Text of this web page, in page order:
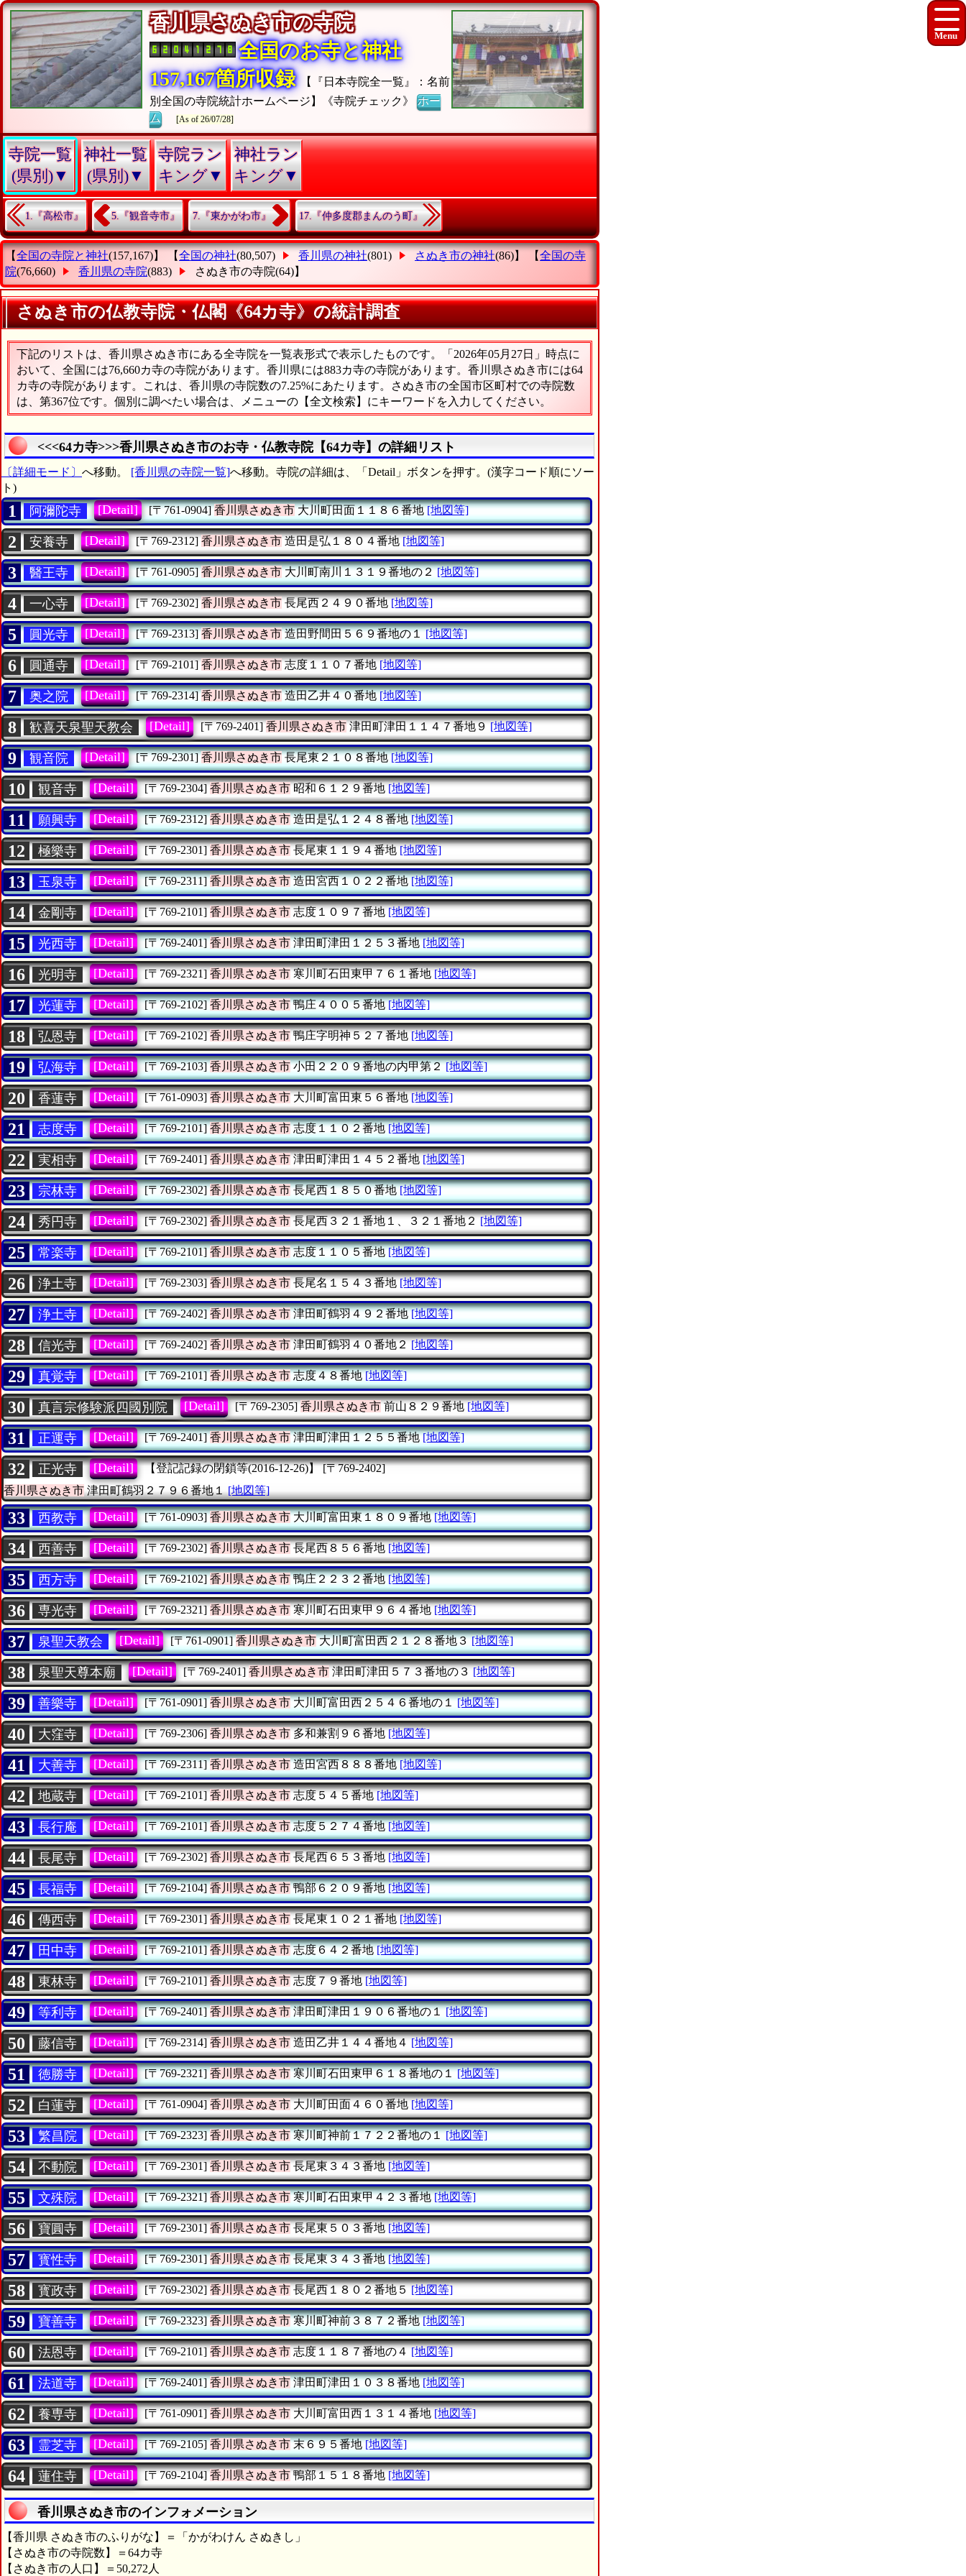
香川県さぬき市の寺院
全国のお寺と神社
157,167箇所収録
【『日本寺院全一覧』：名前
別全国の寺院統計ホームページ】《寺院チェック》ホー
ム
[As of 26/07/28]
寺院一覧
(県別)▼
神社一覧
(県別)▼
寺院ラン
キング▼
神社ラン
キング▼
1.『高松市』 5.『観音寺市』 7.『東かがわ市』 17.『仲多度郡まんのう町』
【全国の寺院と神社(157,167)】 【全国の神社(80,507) 香川県の神社(801) さぬき市の神社(86)】 【全国の寺
院(76,660) 香川県の寺院(883) さぬき市の寺院(64)】
さぬき市の仏教寺院・仏閣《64カ寺》の統計調査
下記のリストは、香川県さぬき市にある全寺院を一覧表形式で表示したものです。「2026年05月27日」時点に
おいて、全国には76,660カ寺の寺院があります。香川県には883カ寺の寺院があります。香川県さぬき市には64
カ寺の寺院があります。これは、香川県の寺院数の7.25%にあたります。さぬき市の全国市区町村での寺院数
は、第367位です。個別に調べたい場合は、メニューの【全文検索】にキーワードを入力してください。
<<<64カ寺>>>香川県さぬき市のお寺・仏教寺院【64カ寺】の詳細リスト
〔詳細モード〕 へ移動。 [香川県の寺院一覧]へ移動。寺院の詳細は、「Detail」ボタンを押す。(漢字コード順にソー
ト)
1 阿彌陀寺 [Detail] [〒761-0904] 香川県さぬき市大川町田面１１８６番地 [地図等]
2 安養寺 [Detail] [〒769-2312] 香川県さぬき市造田是弘１８０４番地 [地図等]
3 醫王寺 [Detail] [〒761-0905] 香川県さぬき市大川町南川１３１９番地の２ [地図等]
4 一心寺 [Detail] [〒769-2302] 香川県さぬき市長尾西２４９０番地 [地図等]
5 圓光寺 [Detail] [〒769-2313] 香川県さぬき市造田野間田５６９番地の１ [地図等]
6 圓通寺 [Detail] [〒769-2101] 香川県さぬき市志度１１０７番地 [地図等]
7 奥之院 [Detail] [〒769-2314] 香川県さぬき市造田乙井４０番地 [地図等]
8 歓喜天泉聖天教会 [Detail] [〒769-2401] 香川県さぬき市津田町津田１１４７番地９ [地図等]
9 観音院 [Detail] [〒769-2301] 香川県さぬき市長尾東２１０８番地 [地図等]
10 観音寺 [Detail] [〒769-2304] 香川県さぬき市昭和６１２９番地 [地図等]
11 願興寺 [Detail] [〒769-2312] 香川県さぬき市造田是弘１２４８番地 [地図等]
12 極樂寺 [Detail] [〒769-2301] 香川県さぬき市長尾東１１９４番地 [地図等]
13 玉泉寺 [Detail] [〒769-2311] 香川県さぬき市造田宮西１０２２番地 [地図等]
14 金剛寺 [Detail] [〒769-2101] 香川県さぬき市志度１０９７番地 [地図等]
15 光西寺 [Detail] [〒769-2401] 香川県さぬき市津田町津田１２５３番地 [地図等]
16 光明寺 [Detail] [〒769-2321] 香川県さぬき市寒川町石田東甲７６１番地 [地図等]
17 光蓮寺 [Detail] [〒769-2102] 香川県さぬき市鴨庄４００５番地 [地図等]
18 弘恩寺 [Detail] [〒769-2102] 香川県さぬき市鴨庄字明神５２７番地 [地図等]
19 弘海寺 [Detail] [〒769-2103] 香川県さぬき市小田２２０９番地の内甲第２ [地図等]
20 香蓮寺 [Detail] [〒761-0903] 香川県さぬき市大川町富田東５６番地 [地図等]
21 志度寺 [Detail] [〒769-2101] 香川県さぬき市志度１１０２番地 [地図等]
22 実相寺 [Detail] [〒769-2401] 香川県さぬき市津田町津田１４５２番地 [地図等]
23 宗林寺 [Detail] [〒769-2302] 香川県さぬき市長尾西１８５０番地 [地図等]
24 秀円寺 [Detail] [〒769-2302] 香川県さぬき市長尾西３２１番地１、３２１番地２ [地図等]
25 常楽寺 [Detail] [〒769-2101] 香川県さぬき市志度１１０５番地 [地図等]
26 浄土寺 [Detail] [〒769-2303] 香川県さぬき市長尾名１５４３番地 [地図等]
27 浄土寺 [Detail] [〒769-2402] 香川県さぬき市津田町鶴羽４９２番地 [地図等]
28 信光寺 [Detail] [〒769-2402] 香川県さぬき市津田町鶴羽４０番地２ [地図等]
29 真覚寺 [Detail] [〒769-2101] 香川県さぬき市志度４８番地 [地図等]
30 真言宗修験派四國別院 [Detail] [〒769-2305] 香川県さぬき市前山８２９番地 [地図等]
31 正運寺 [Detail] [〒769-2401] 香川県さぬき市津田町津田１２５５番地 [地図等]
32 正光寺 [Detail] 【登記記録の閉鎖等(2016-12-26)】 [〒769-2402]
香川県さぬき市 津田町鶴羽２７９６番地１ [地図等]
33 西教寺 [Detail] [〒761-0903] 香川県さぬき市大川町富田東１８０９番地 [地図等]
34 西善寺 [Detail] [〒769-2302] 香川県さぬき市長尾西８５６番地 [地図等]
35 西方寺 [Detail] [〒769-2102] 香川県さぬき市鴨庄２２３２番地 [地図等]
36 専光寺 [Detail] [〒769-2321] 香川県さぬき市寒川町石田東甲９６４番地 [地図等]
37 泉聖天教会 [Detail] [〒761-0901] 香川県さぬき市大川町富田西２１２８番地３ [地図等]
38 泉聖天尊本廟 [Detail] [〒769-2401] 香川県さぬき市津田町津田５７３番地の３ [地図等]
39 善樂寺 [Detail] [〒761-0901] 香川県さぬき市大川町富田西２５４６番地の１ [地図等]
40 大窪寺 [Detail] [〒769-2306] 香川県さぬき市多和兼割９６番地 [地図等]
41 大善寺 [Detail] [〒769-2311] 香川県さぬき市造田宮西８８８番地 [地図等]
42 地蔵寺 [Detail] [〒769-2101] 香川県さぬき市志度５４５番地 [地図等]
43 長行庵 [Detail] [〒769-2101] 香川県さぬき市志度５２７４番地 [地図等]
44 長尾寺 [Detail] [〒769-2302] 香川県さぬき市長尾西６５３番地 [地図等]
45 長福寺 [Detail] [〒769-2104] 香川県さぬき市鴨部６２０９番地 [地図等]
46 傳西寺 [Detail] [〒769-2301] 香川県さぬき市長尾東１０２１番地 [地図等]
47 田中寺 [Detail] [〒769-2101] 香川県さぬき市志度６４２番地 [地図等]
48 東林寺 [Detail] [〒769-2101] 香川県さぬき市志度７９番地 [地図等]
49 等利寺 [Detail] [〒769-2401] 香川県さぬき市津田町津田１９０６番地の１ [地図等]
50 藤信寺 [Detail] [〒769-2314] 香川県さぬき市造田乙井１４４番地４ [地図等]
51 徳勝寺 [Detail] [〒769-2321] 香川県さぬき市寒川町石田東甲６１８番地の１ [地図等]
52 白蓮寺 [Detail] [〒761-0904] 香川県さぬき市大川町田面４６０番地 [地図等]
53 繁昌院 [Detail] [〒769-2323] 香川県さぬき市寒川町神前１７２２番地の１ [地図等]
54 不動院 [Detail] [〒769-2301] 香川県さぬき市長尾東３４３番地 [地図等]
55 文殊院 [Detail] [〒769-2321] 香川県さぬき市寒川町石田東甲４２３番地 [地図等]
56 寶圓寺 [Detail] [〒769-2301] 香川県さぬき市長尾東５０３番地 [地図等]
57 寳性寺 [Detail] [〒769-2301] 香川県さぬき市長尾東３４３番地 [地図等]
58 寳政寺 [Detail] [〒769-2302] 香川県さぬき市長尾西１８０２番地５ [地図等]
59 寶善寺 [Detail] [〒769-2323] 香川県さぬき市寒川町神前３８７２番地 [地図等]
60 法恩寺 [Detail] [〒769-2101] 香川県さぬき市志度１１８７番地の４ [地図等]
61 法道寺 [Detail] [〒769-2401] 香川県さぬき市津田町津田１０３８番地 [地図等]
62 養専寺 [Detail] [〒761-0901] 香川県さぬき市大川町富田西１３１４番地 [地図等]
63 霊芝寺 [Detail] [〒769-2105] 香川県さぬき市末６９５番地 [地図等]
64 蓮住寺 [Detail] [〒769-2104] 香川県さぬき市鴨部１５１８番地 [地図等]
香川県さぬき市のインフォメーション
【香川県 さぬき市のふりがな】＝「かがわけん さぬきし」
【さぬき市の寺院数】＝64カ寺
【さぬき市の人口】＝50,272人